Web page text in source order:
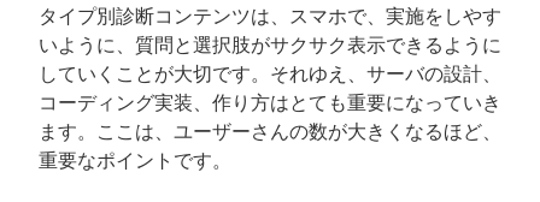
タイプ別診断コンテンツは、スマホで、実施をしやす
いように、質問と選択肢がサクサク表示できるように
していくことが大切です。それゆえ、サーバの設計、
コーディング実装、作り方はとても重要になっていき
ます。ここは、ユーザーさんの数が大きくなるほど、
重要なポイントです。